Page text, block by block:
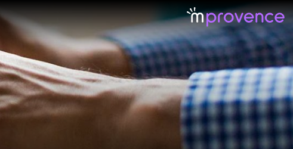
MAL FÉMININ ENFIN SOIGNÉ !